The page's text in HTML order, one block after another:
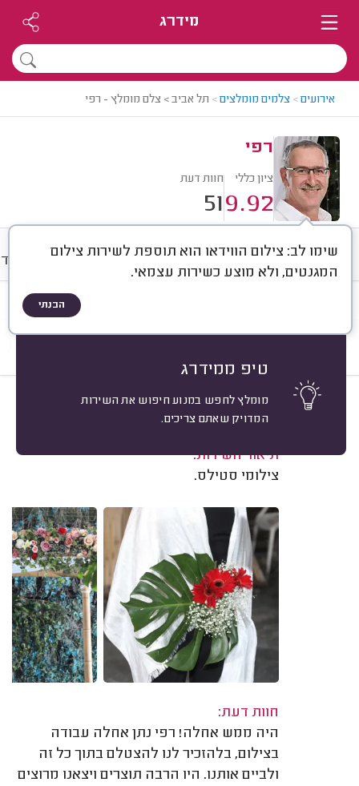
מידרג
אירועים> צלמים מומלצים> תל אביב > צלם מומלץ - רפי
רפי
ציון כללי
9.92
חוות דעת
51
שימו לב: צילום הווידאו הוא תוספת לשירות צילום
המגנטים, ולא מוצע כשירות עצמאי.
הבנתי
טיפ ממידרג
מומלץ לחפש במנוע חיפוש את השירות
המדויק שאתם צריכים.
חוות דעת מחירים ממוצע
נתן דורטמן, רמת גן.
משוב: 06/10/2022
תיאור השירות:
צילומי סטילס.
חוות דעת:
היה ממש אחלה! רפי נתן אחלה עבודה
בצילום, בלהזכיר לנו להצטלם בתוך כל זה
ולביים אותנו. היו הרבה תוצרים ויצאנו מרוצים
10